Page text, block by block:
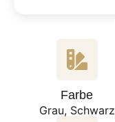
Farbe
Grau, Schwarz